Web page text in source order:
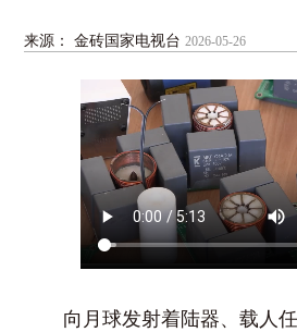
来源： 金砖国家电视台2026-05-26
向月球发射着陆器、载人任